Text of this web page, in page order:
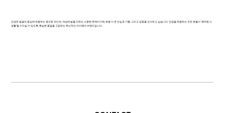
안경은 얼굴의 중심에 착용하는 중요한 것이자, 개성에 빛을 더하는 소중한 존재이기에, 한층 더 큰 안심과 기쁨, 그리고 감동을 선사하고 싶습니다. 안경을 착용하는 모든 분들이 '쾌적한 시
생활'을 누리실 수 있도록, 확실한 품질을 고집하는 혁신적인 아이웨어 브랜드입니다.